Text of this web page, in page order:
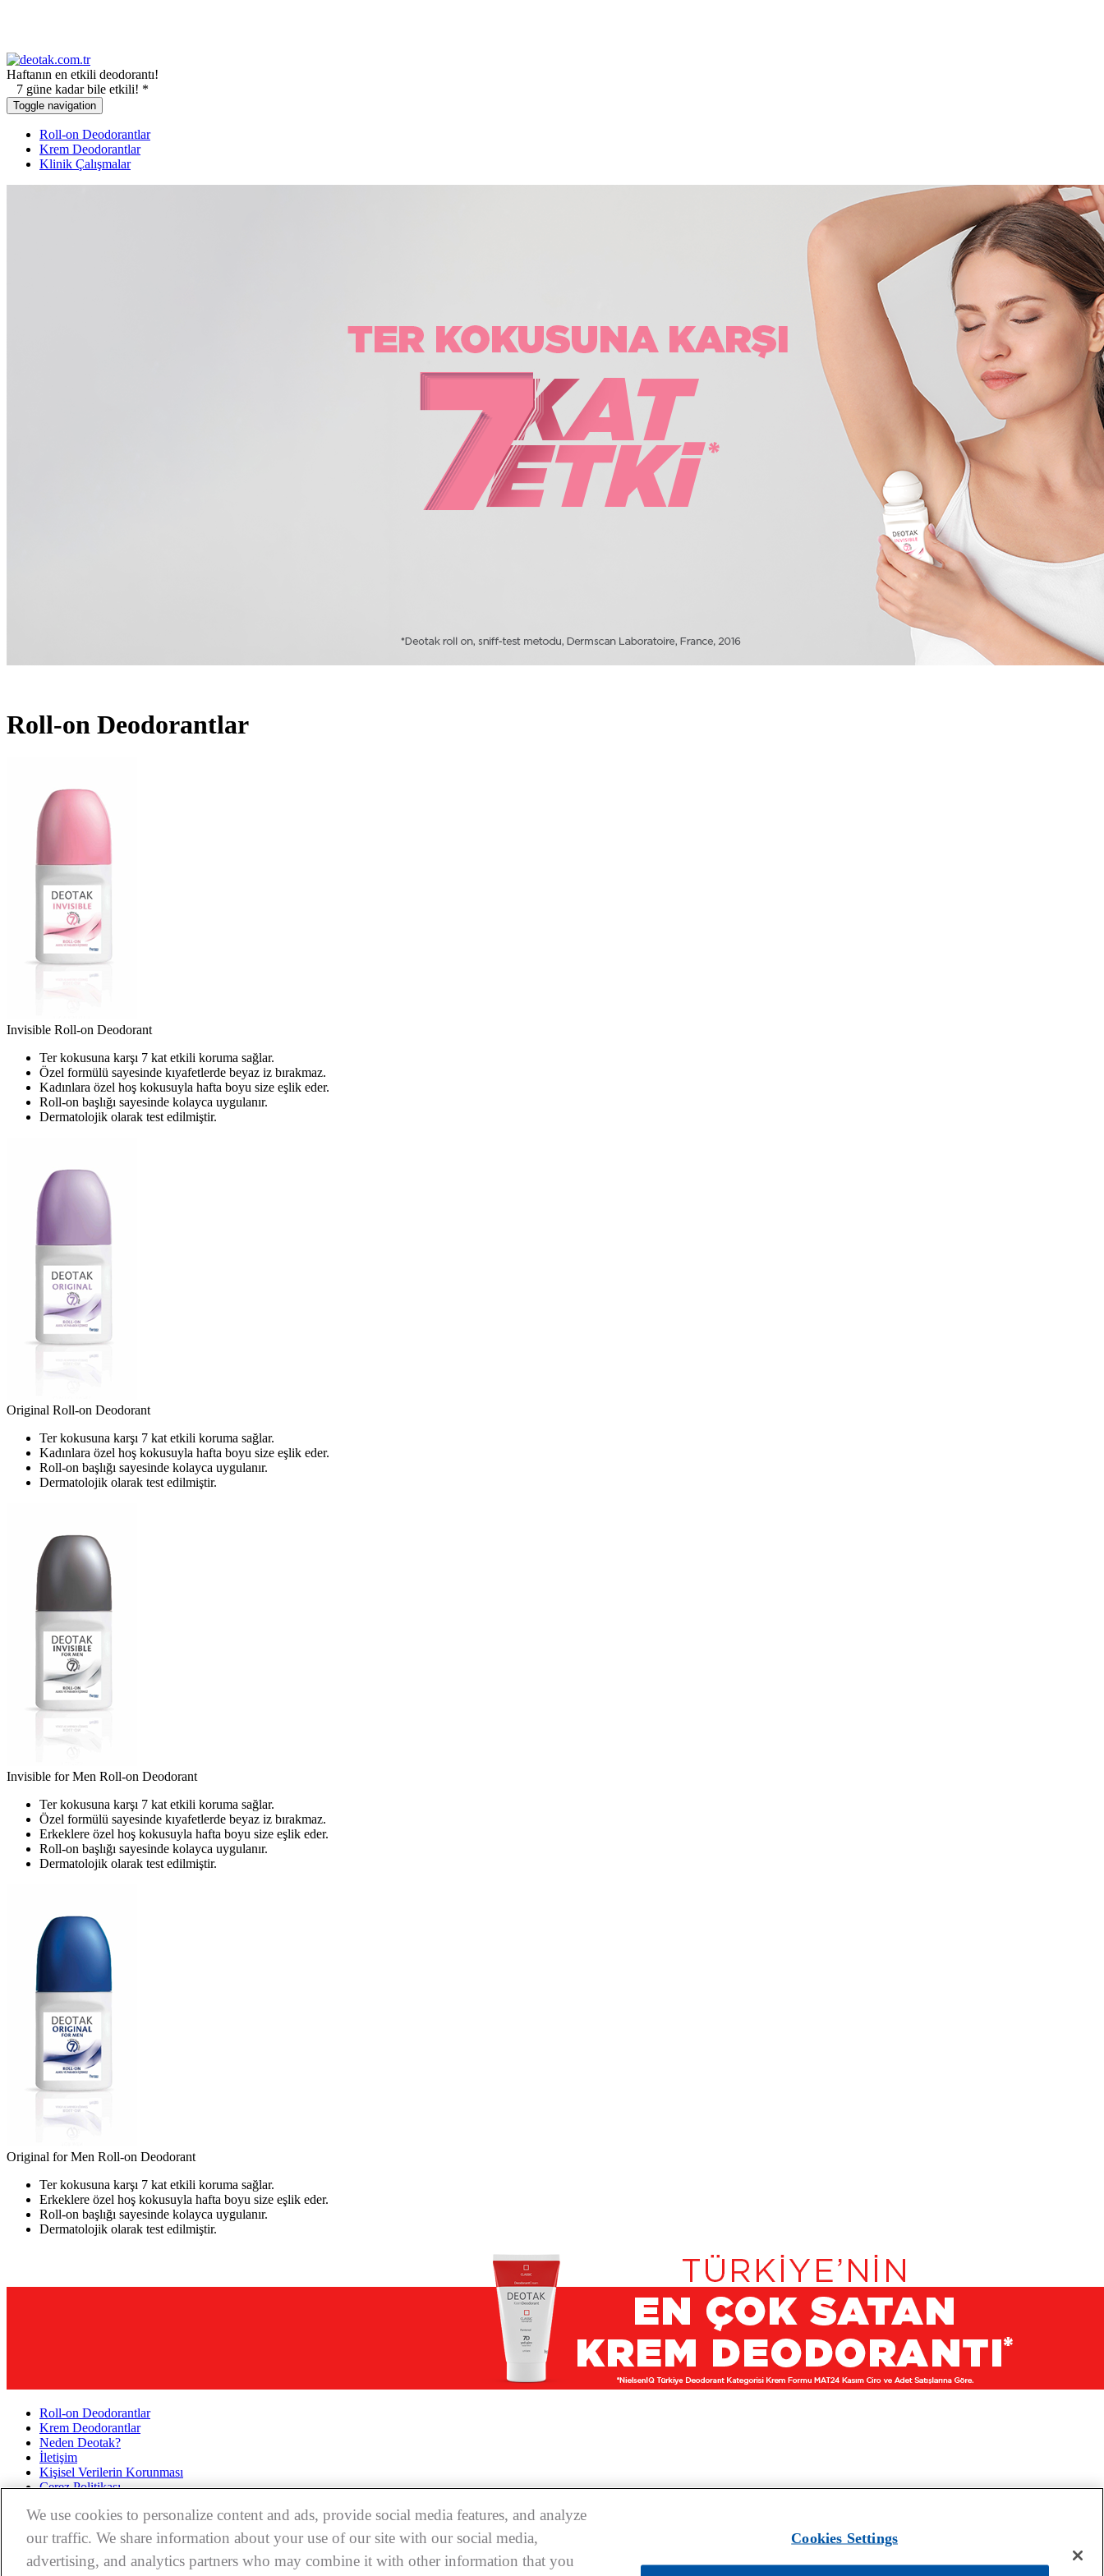
Haftanın en etkili deodorantı!
7 güne kadar bile etkili! *
Toggle navigation
Roll-on Deodorantlar
Krem Deodorantlar
Klinik Çalışmalar
Roll-on Deodorantlar
Invisible Roll-on Deodorant
Ter kokusuna karşı 7 kat etkili koruma sağlar.
Özel formülü sayesinde kıyafetlerde beyaz iz bırakmaz.
Kadınlara özel hoş kokusuyla hafta boyu size eşlik eder.
Roll-on başlığı sayesinde kolayca uygulanır.
Dermatolojik olarak test edilmiştir.
Original Roll-on Deodorant
Ter kokusuna karşı 7 kat etkili koruma sağlar.
Kadınlara özel hoş kokusuyla hafta boyu size eşlik eder.
Roll-on başlığı sayesinde kolayca uygulanır.
Dermatolojik olarak test edilmiştir.
Invisible for Men Roll-on Deodorant
Ter kokusuna karşı 7 kat etkili koruma sağlar.
Özel formülü sayesinde kıyafetlerde beyaz iz bırakmaz.
Erkeklere özel hoş kokusuyla hafta boyu size eşlik eder.
Roll-on başlığı sayesinde kolayca uygulanır.
Dermatolojik olarak test edilmiştir.
Original for Men Roll-on Deodorant
Ter kokusuna karşı 7 kat etkili koruma sağlar.
Erkeklere özel hoş kokusuyla hafta boyu size eşlik eder.
Roll-on başlığı sayesinde kolayca uygulanır.
Dermatolojik olarak test edilmiştir.
Roll-on Deodorantlar
Krem Deodorantlar
Neden Deotak?
İletişim
Kişisel Verilerin Korunması
Çerez Politikası
© 2026Perrigo. Tüm hakları saklıdır.
We use cookies to personalize content and ads, provide social media features, and analyze
our traffic. We share information about your use of our site with our social media,
advertising, and analytics partners who may combine it with other information that you
Cookies Settings